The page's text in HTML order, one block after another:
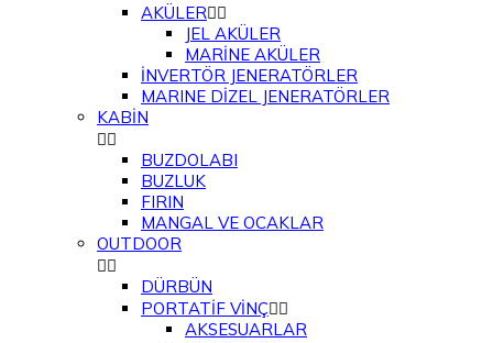
AKÜLER
JEL AKÜLER
MARİNE AKÜLER
İNVERTÖR JENERATÖRLER
MARINE DİZEL JENERATÖRLER
KABİN

BUZDOLABI
BUZLUK
FIRIN
MANGAL VE OCAKLAR
OUTDOOR

DÜRBÜN
PORTATİF VİNÇ
AKSESUARLAR